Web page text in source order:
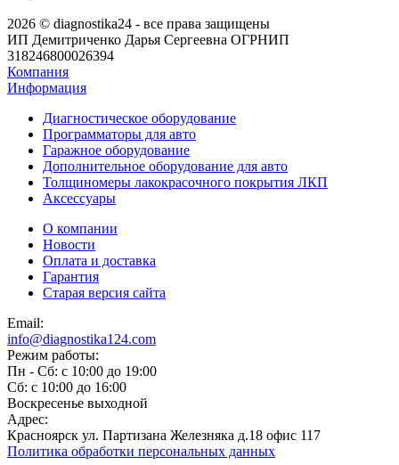
2026 © diagnostika24 - все права защищены
ИП Демитриченко Дарья Сергеевна ОГРНИП
318246800026394
Компания
Информация
Диагностическое оборудование
Программаторы для авто
Гаражное оборудование
Дополнительное оборудование для авто
Толщиномеры лакокрасочного покрытия ЛКП
Аксессуары
О компании
Новости
Оплата и доставка
Гарантия
Старая версия сайта
Email:
info@diagnostika124.com
Режим работы:
Пн - Сб: c 10:00 до 19:00
Сб: c 10:00 до 16:00
​Воскресенье выходной
Адрес:
Красноярск ул. Партизана Железняка д.18 офис 117
Политика обработки персональных данных